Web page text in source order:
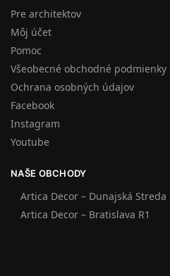
Pre architektov
Môj účet
Pomoc
Všeobecné obchodné podmienky
Ochrana osobných údajov
Facebook
Instagram
Youtube
NAŠE OBCHODY
Artica Decor – Dunajská Streda
Artica Decor – Bratislava R1